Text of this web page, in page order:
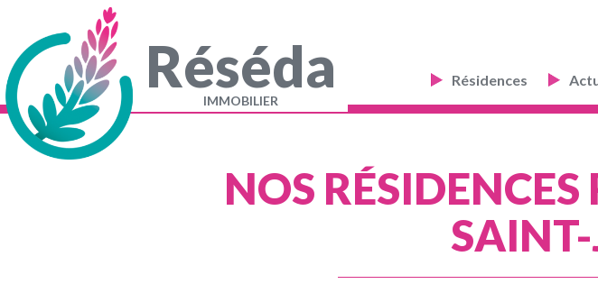
contenu
principal
Réséda
IMMOBILIER
Navigation
principale
Résidences
NOS